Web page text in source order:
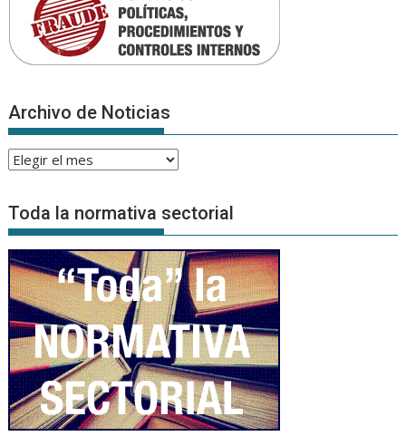
Archivo de Noticias
Archivo
Noticias
Toda la normativa sectorial